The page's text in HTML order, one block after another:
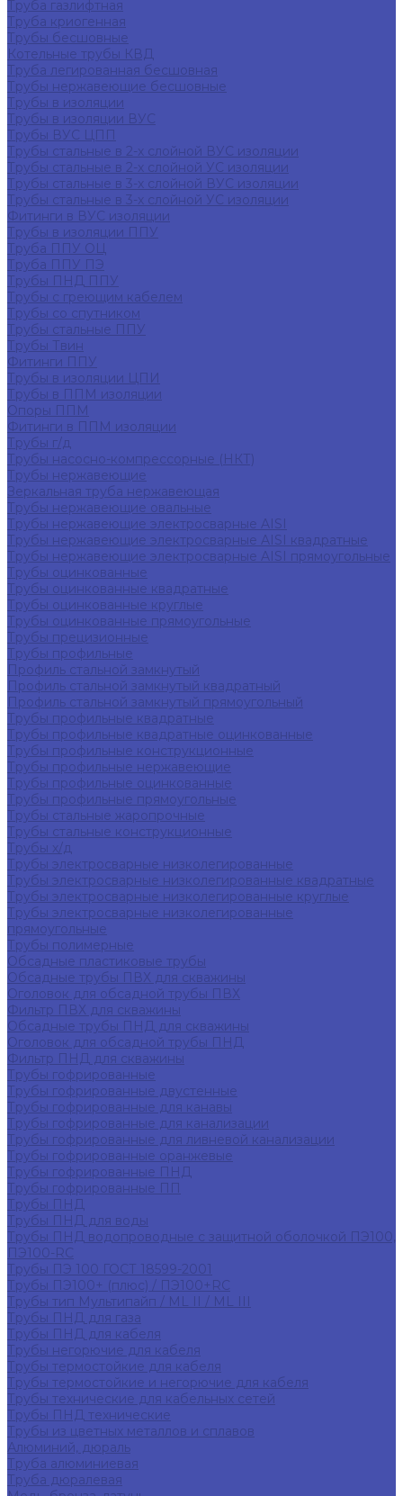
Труба газлифтная
Труба криогенная
Трубы бесшовные
Котельные трубы КВД
Труба легированная бесшовная
Трубы нержавеющие бесшовные
Трубы в изоляции
Трубы в изоляции ВУС
Трубы ВУС ЦПП
Трубы стальные в 2-х слойной ВУС изоляции
Трубы стальные в 2-х слойной УС изоляции
Трубы стальные в 3-х слойной ВУС изоляции
Трубы стальные в 3-х слойной УС изоляции
Фитинги в ВУС изоляции
Трубы в изоляции ППУ
Труба ППУ ОЦ
Труба ППУ ПЭ
Трубы ПНД ППУ
Трубы с греющим кабелем
Трубы со спутником
Трубы стальные ППУ
Трубы Твин
Фитинги ППУ
Трубы в изоляции ЦПИ
Трубы в ППМ изоляции
Опоры ППМ
Фитинги в ППМ изоляции
Трубы г/д
Трубы насосно-компрессорные (НКТ)
Трубы нержавеющие
Зеркальная труба нержавеющая
Трубы нержавеющие овальные
Трубы нержавеющие электросварные AISI
Трубы нержавеющие электросварные AISI квадратные
Трубы нержавеющие электросварные AISI прямоугольные
Трубы оцинкованные
Трубы оцинкованные квадратные
Трубы оцинкованные круглые
Трубы оцинкованные прямоугольные
Трубы прецизионные
Трубы профильные
Профиль стальной замкнутый
Профиль стальной замкнутый квадратный
Профиль стальной замкнутый прямоугольный
Трубы профильные квадратные
Трубы профильные квадратные оцинкованные
Трубы профильные конструкционные
Трубы профильные нержавеющие
Трубы профильные оцинкованные
Трубы профильные прямоугольные
Трубы стальные жаропрочные
Трубы стальные конструкционные
Трубы х/д
Трубы электросварные низколегированные
Трубы электросварные низколегированные квадратные
Трубы электросварные низколегированные круглые
Трубы электросварные низколегированные
прямоугольные
Трубы полимерные
Обсадные пластиковые трубы
Обсадные трубы ПВХ для скважины
Оголовок для обсадной трубы ПВХ
Фильтр ПВХ для скважины
Обсадные трубы ПНД для скважины
Оголовок для обсадной трубы ПНД
Фильтр ПНД для скважины
Трубы гофрированные
Трубы гофрированные двустенные
Трубы гофрированные для канавы
Трубы гофрированные для канализации
Трубы гофрированные для ливневой канализации
Трубы гофрированные оранжевые
Трубы гофрированные ПНД
Трубы гофрированные ПП
Трубы ПНД
Трубы ПНД для воды
Трубы ПНД водопроводные с защитной оболочкой ПЭ100,
ПЭ100-RC
Трубы ПЭ 100 ГОСТ 18599-2001
Трубы ПЭ100+ (плюс) / ПЭ100+RC
Трубы тип Мультипайп / ML II / ML III
Трубы ПНД для газа
Трубы ПНД для кабеля
Трубы негорючие для кабеля
Трубы термостойкие для кабеля
Трубы термостойкие и негорючие для кабеля
Трубы технические для кабельных сетей
Трубы ПНД технические
Трубы из цветных металлов и сплавов
Алюминий, дюраль
Труба алюминиевая
Труба дюралевая